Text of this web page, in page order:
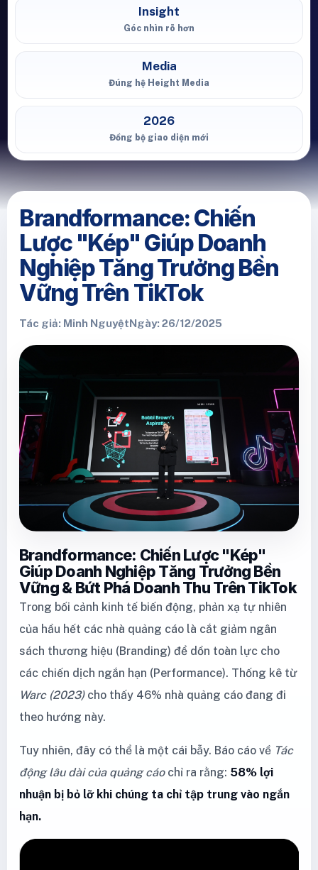
Insight
Góc nhìn rõ hơn
Media
Đúng hệ Height Media
2026
Đồng bộ giao diện mới
Brandformance: Chiến
Lược "Kép" Giúp Doanh
Nghiệp Tăng Trưởng Bền
Vững Trên TikTok
Tác giả: Minh NguyệtNgày: 26/12/2025
Brandformance: Chiến Lược "Kép"
Giúp Doanh Nghiệp Tăng Trưởng Bền
Vững & Bứt Phá Doanh Thu Trên TikTok
Trong bối cảnh kinh tế biến động, phản xạ tự nhiên
của hầu hết các nhà quảng cáo là cắt giảm ngân
sách thương hiệu (Branding) để dồn toàn lực cho
các chiến dịch ngắn hạn (Performance). Thống kê từ
Warc (2023)cho thấy 46% nhà quảng cáo đang đi
theo hướng này.
Tuy nhiên, đây có thể là một cái bẫy. Báo cáo về Tác
động lâu dài của quảng cáochỉ ra rằng: 58% lợi
nhuận bị bỏ lỡ khi chúng ta chỉ tập trung vào ngắn
hạn.